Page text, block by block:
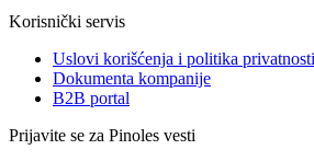
Korisnički servis
Uslovi korišćenja i politika privatnosti
Dokumenta kompanije
B2B portal
Prijavite se za Pinoles vesti